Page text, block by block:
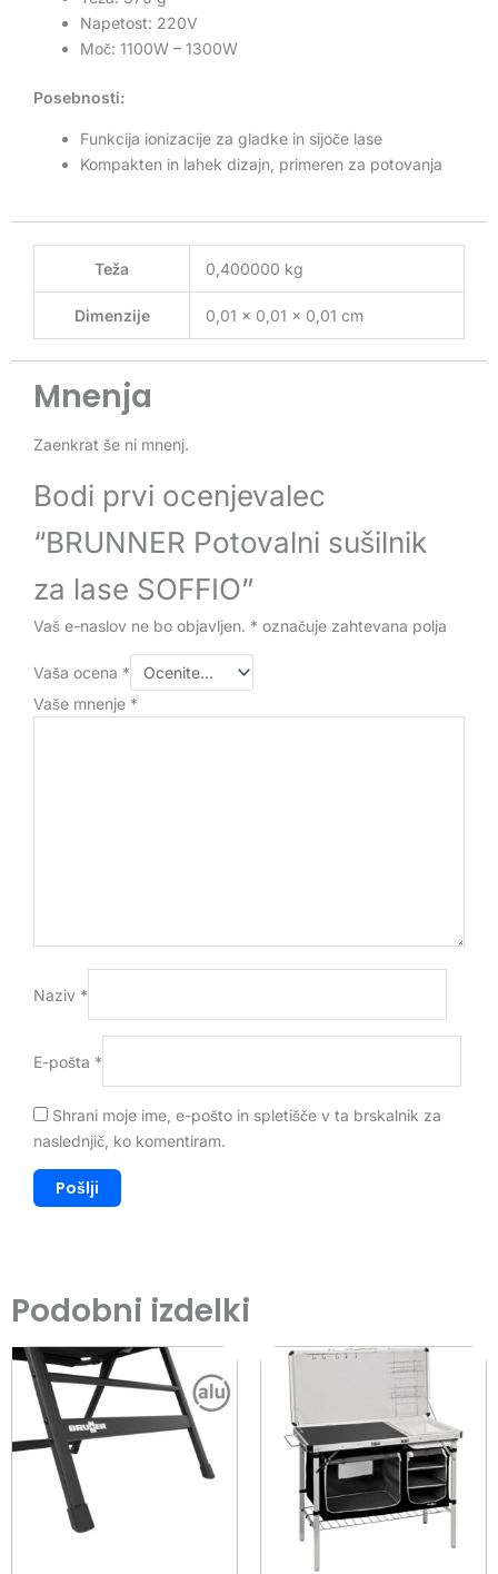
Napetost: 220V
Moč: 1100W – 1300W
Posebnosti:
Funkcija ionizacije za gladke in sijoče lase
Kompakten in lahek dizajn, primeren za potovanja
Teža 0,400000 kg
Dimenzije 0,01 × 0,01 × 0,01 cm
Mnenja
Zaenkrat še ni mnenj.
Bodi prvi ocenjevalec
“BRUNNER Potovalni sušilnik
za lase SOFFIO”
Vaš e-naslov ne bo objavljen. * označuje zahtevana polja
Vaša ocena *
Vaše mnenje *
Naziv *
E-pošta *
Shrani moje ime, e-pošto in spletišče v ta brskalnik za
naslednjič, ko komentiram.
Podobni izdelki